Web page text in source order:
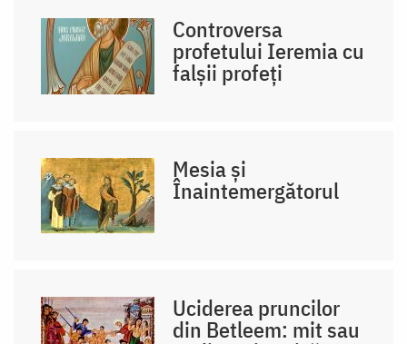
Controversa
profetului Ieremia cu
falșii profeți
Mesia și
Înaintemergătorul
Uciderea pruncilor
din Betleem: mit sau